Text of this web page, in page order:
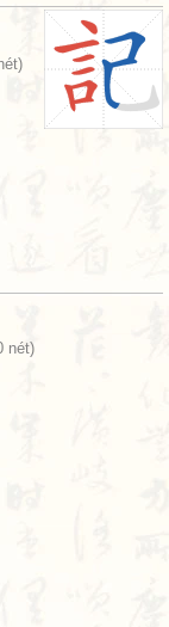
nét)